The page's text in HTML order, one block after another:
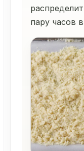
пару часов